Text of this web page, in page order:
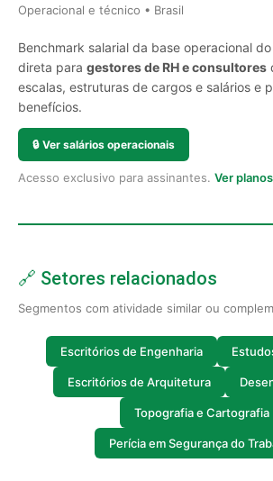
Operacional e técnico • Brasil
Benchmark salarial da base operacional
direta para gestores de RH e consultores
escalas, estruturas de cargos e salários e
benefícios.
🔒 Ver salários operacionais
Acesso exclusivo para assinantes. Ver
🔗 Setores relacionados
Segmentos com atividade similar ou
Escritórios de Engenharia
Escritórios de Arquitetura
Topografia e Cartografia
Perícia em Segurança do